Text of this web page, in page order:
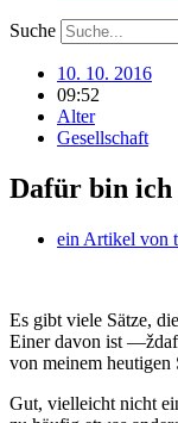
Suche
10. 10. 2016
09:52
Alter
Gesellschaft
Dafür bin ich
ein Artikel von
Es gibt viele Sätze,
Einer davon ist
von meinem heutigen
Gut, vielleicht nicht